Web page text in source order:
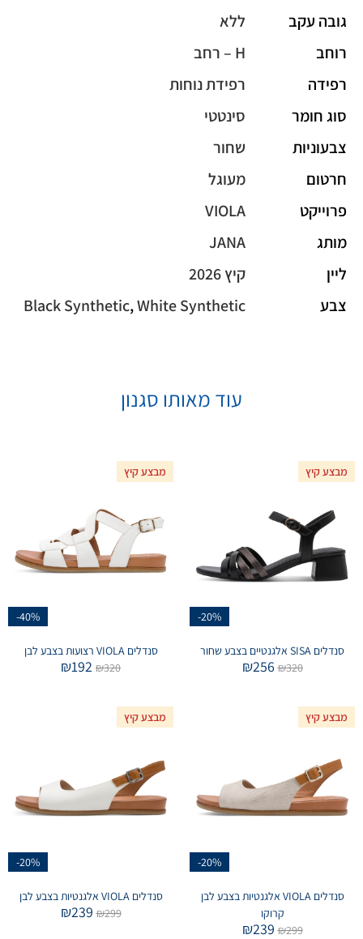
גובה עקב
ללא
רוחב
H – רחב
רפידה
רפידת נוחות
סוג חומר
סינטטי
צבעוניות
שחור
חרטום
מעוגל
פרוייקט
VIOLA
מותג
JANA
ליין
קיץ 2026
צבע
Black Synthetic,White Synthetic
עוד מאותו סגנון
מבצע קיץ
-20%
סנדלים SISA אלגנטיים בצבע שחור
₪320
₪256
מבצע קיץ
-40%
סנדלים VIOLA רצועות בצבע לבן
₪320
₪192
מבצע קיץ
-20%
סנדלים VIOLA אלגנטיות בצבע לבן
קרוקו
₪299
₪239
מבצע קיץ
-20%
סנדלים VIOLA אלגנטיות בצבע לבן
₪299
₪239